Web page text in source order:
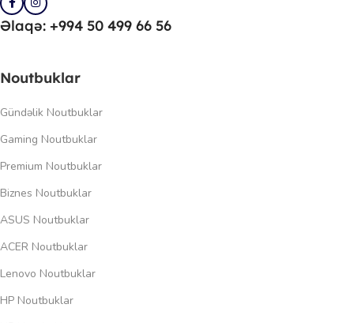
Əlaqə: +994 50 499 66 56
Noutbuklar
Gündəlik Noutbuklar
Gaming Noutbuklar
Premium Noutbuklar
Biznes Noutbuklar
ASUS Noutbuklar
ACER Noutbuklar
Lenovo Noutbuklar
HP Noutbuklar